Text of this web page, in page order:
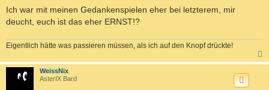
Ich war mit meinen Gedankenspielen eher bei letzterem, mir
deucht, euch ist das eher ERNST!?
Eigentlich hätte was passieren müssen, als ich auf den Knopf drückte!
a
WeissNix
AsterIX Bard